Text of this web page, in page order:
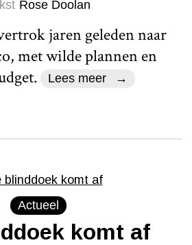
Rose Doolan
jaren geleden naar
met wilde plannen en
Lees meer
Actueel
komt af